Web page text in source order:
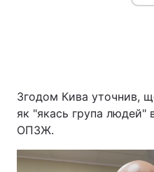
Згодом Кива уточнив,
як "якась група людей"
ОПЗЖ.